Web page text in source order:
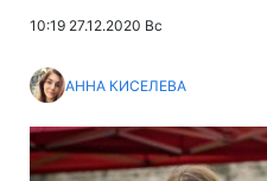
10:19 27.12.2020 Вс
АННА КИСЕЛЕВА